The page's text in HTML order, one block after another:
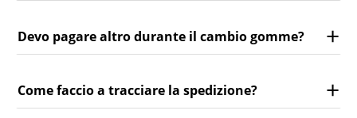
Devo pagare altro durante il cambio gomme?
Come faccio a tracciare la spedizione?